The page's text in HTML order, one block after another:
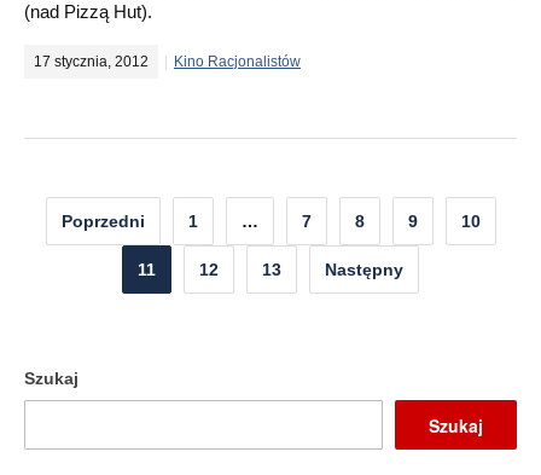
(nad Pizzą Hut).
17 stycznia, 2012 Kino Racjonalistów
Nawigacja
Poprzedni 1 … 7 8 9 10
11 12 13 Następny
Szukaj
Szukaj